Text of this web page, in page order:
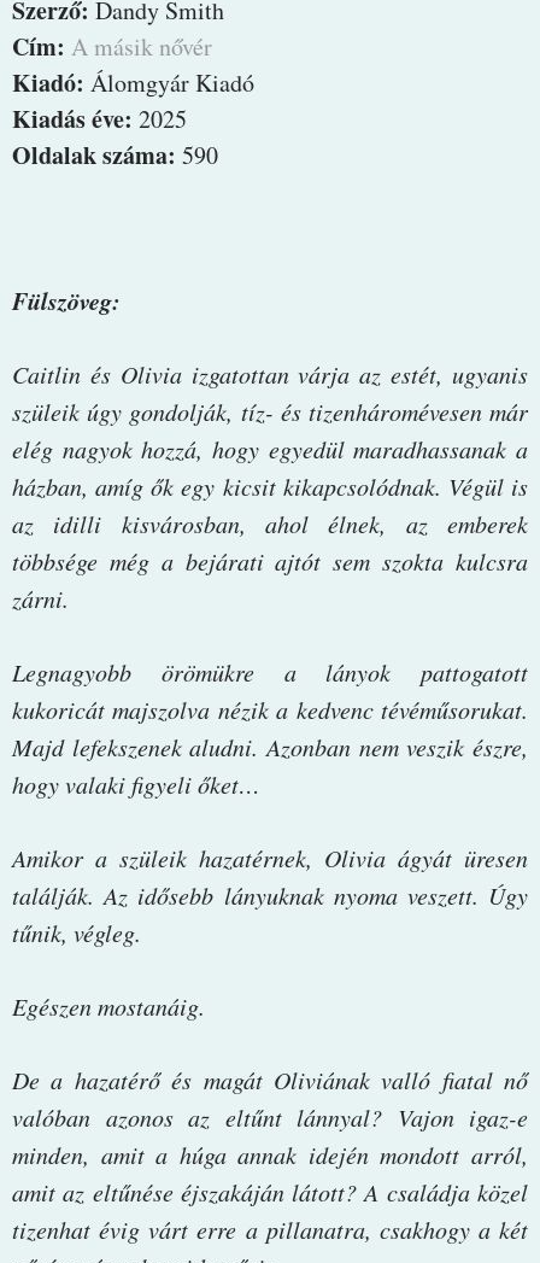
Szerző: Dandy Smith
Cím: A másik nővér
Kiadó: Álomgyár Kiadó
Kiadás éve: 2025
Oldalak száma: 590
Fülszöveg:
Caitlin és Olivia izgatottan várja az estét, ugyanis
szüleik úgy gondolják, tíz- és tizenháromévesen már
elég nagyok hozzá, hogy egyedül maradhassanak a
házban, amíg ők egy kicsit kikapcsolódnak. Végül is
az idilli kisvárosban, ahol élnek, az emberek
többsége még a bejárati ajtót sem szokta kulcsra
zárni.
Legnagyobb örömükre a lányok pattogatott
kukoricát majszolva nézik a kedvenc tévéműsorukat.
Majd lefekszenek aludni. Azonban nem veszik észre,
hogy valaki figyeli őket…
Amikor a szüleik hazatérnek, Olivia ágyát üresen
találják. Az idősebb lányuknak nyoma veszett. Úgy
tűnik, végleg.
Egészen mostanáig.
De a hazatérő és magát Oliviának valló fiatal nő
valóban azonos az eltűnt lánnyal? Vajon igaz-e
minden, amit a húga annak idején mondott arról,
amit az eltűnése éjszakáján látott? A családja közel
tizenhat évig várt erre a pillanatra, csakhogy a két